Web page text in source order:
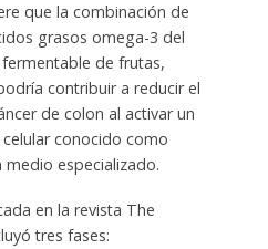
que la combinación de
grasos omega-3 del
de frutas,
contribuir a reducir el
de colon al activar un
conocido como
especializado.
en la revista The
tres fases: